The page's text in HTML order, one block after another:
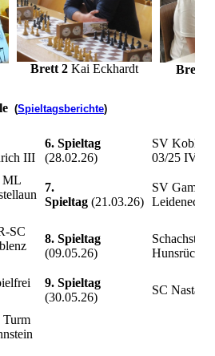
Brett 2 Kai Eckhardt Brett 3
(Spieltagsberichte)
III
6. Spieltag
(28.02.26)
SV Koblenz
03/25 IV
ML
7.
Spieltag (21.03.26)
SV Gambit
Leideneck II
SC
8. Spieltag
(09.05.26)
Hunsrück
9. Spieltag
(30.05.26)
SC
Turm